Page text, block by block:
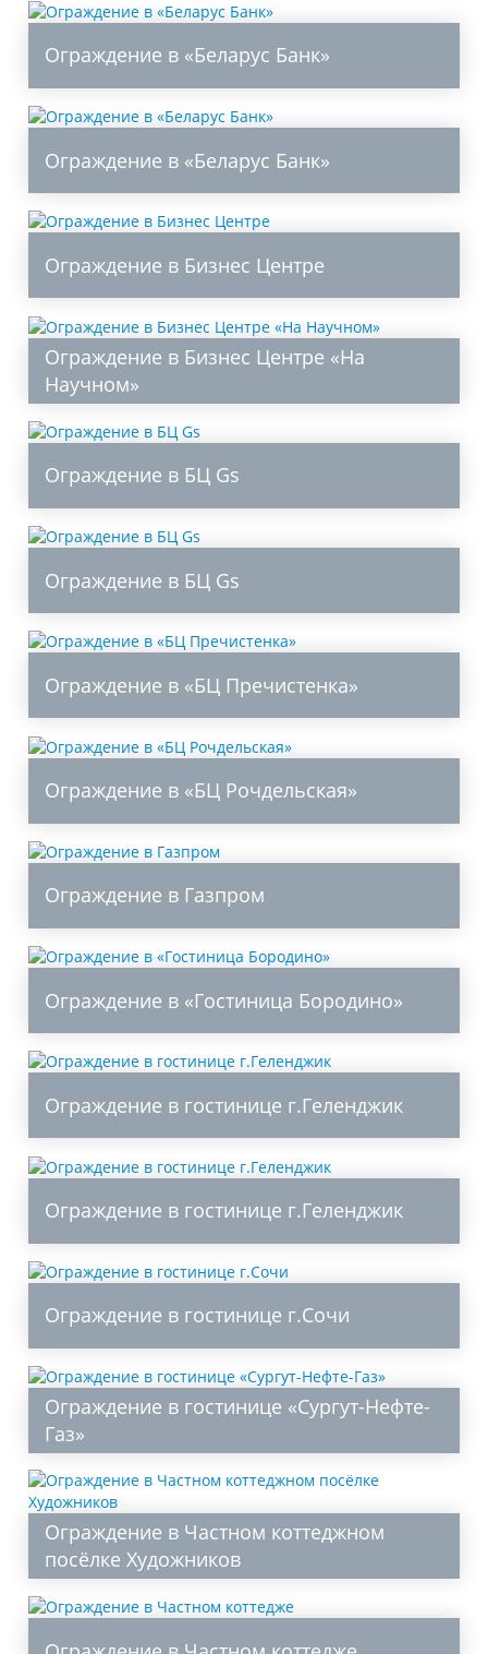
Ограждение в «Беларус Банк»
Ограждение в «Беларус Банк»
Ограждение в Бизнес Центре
Ограждение в Бизнес Центре «На
Научном»
Ограждение в БЦ Gs
Ограждение в БЦ Gs
Ограждение в «БЦ Пречистенка»
Ограждение в «БЦ Рочдельская»
Ограждение в Газпром
Ограждение в «Гостиница Бородино»
Ограждение в гостинице г.Геленджик
Ограждение в гостинице г.Геленджик
Ограждение в гостинице г.Сочи
Ограждение в гостинице «Сургут-Нефте-
Газ»
Ограждение в Частном коттеджном
посёлке Художников